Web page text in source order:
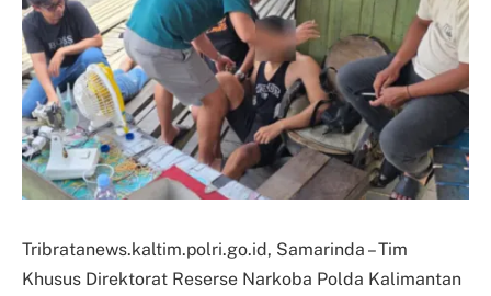
Tribratanews.kaltim.polri.go.id, Samarinda – Tim
Khusus Direktorat Reserse Narkoba Polda Kalimantan